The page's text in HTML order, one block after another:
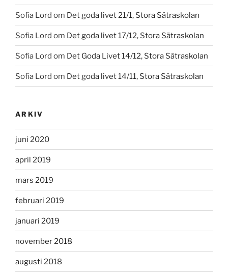
Sofia Lord om Det goda livet 21/1, Stora Sätraskolan
Sofia Lord om Det goda livet 17/12, Stora Sätraskolan
Sofia Lord om Det Goda Livet 14/12, Stora Sätraskolan
Sofia Lord om Det goda livet 14/11, Stora Sätraskolan
ARKIV
juni 2020
april 2019
mars 2019
februari 2019
januari 2019
november 2018
augusti 2018